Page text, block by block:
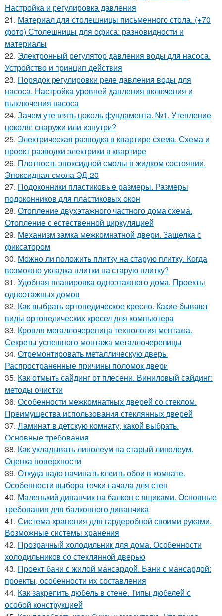
Настройка и регулировка давления
21. Материал для столешницы письменного стола. (+70
фото) Столешницы для офиса: разновидности и
материалы
22. Электронный регулятор давления воды для насоса.
Устройство и принцип действия
23. Порядок регулировки реле давления воды для
насоса. Настройка уровней давления включения и
выключения насоса
24. Зачем утеплять цоколь фундамента. №1. Утепление
цоколя: снаружи или изнутри?
25. Электрическая разводка в квартире схема. Схема и
проект разводки электрики в квартире
26. Плотность эпоксидной смолы в жидком состоянии.
Эпоксидная смола ЭД-20
27. Подоконники пластиковые размеры. Размеры
подоконников для пластиковых окон
28. Отопление двухэтажного частного дома схема.
Отопление с естественной циркуляцией
29. Механизм замка межкомнатной двери. Защелка с
фиксатором
30. Можно ли положить плитку на старую плитку. Когда
возможно укладка плитки на старую плитку?
31. Удобная планировка одноэтажного дома. Проекты
одноэтажных домов
32. Как выбрать ортопедическое кресло. Какие бывают
виды ортопедических кресел для компьютера
33. Кровля металлочерепица технология монтажа.
Секреты успешного монтажа металлочерепицы
34. Отремонтировать металлическую дверь.
Распространенные причины поломок двери
35. Как отмыть сайдинг от плесени. Виниловый сайдинг:
методы очистки
36. Особенности межкомнатных дверей со стеклом.
Преимущества использования стеклянных дверей
37. Ламинат в детскую комнату, какой выбрать.
Основные требования
38. Как укладывать линолеум на старый линолеум.
Оценка поверхности
39. Откуда надо начинать клеить обои в комнате.
Особенности выбора точки начала для стен
40. Маленький диванчик на балкон с ящиками. Основные
требования для балконного диванчика
41. Система хранения для гардеробной своими руками.
Возможные системы хранения
42. Прозрачный холодильник для дома. Особенности
холодильников со стеклянной дверью
43. Проект бани с жилой мансардой. Бани с мансардой:
проекты, особенности их составления
44. Как закрепить дюбель в стене. Типы дюбелей с
особой конструкцией